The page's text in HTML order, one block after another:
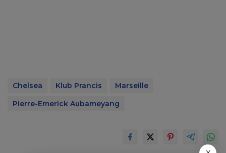
Chelsea Klub Prancis
Marseille
Pierre-Emerick Aubameyang